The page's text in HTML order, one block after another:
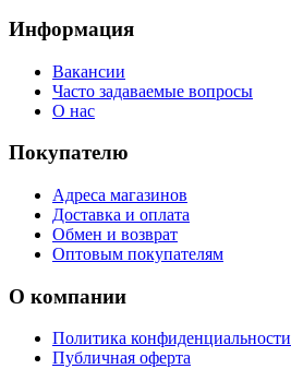
Информация
Вакансии
Часто задаваемые вопросы
О нас
Покупателю
Адреса магазинов
Доставка и оплата
Обмен и возврат
Оптовым покупателям
О компании
Политика конфиденциальности
Публичная оферта